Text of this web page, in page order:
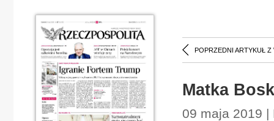
POPRZEDNI ARTYKUŁ Z
Matka
09 maja 2019 |